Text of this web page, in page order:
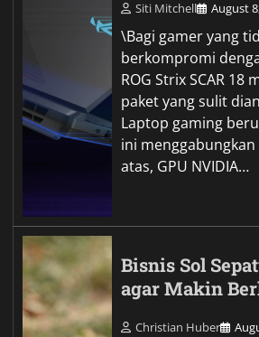
Siti Mitchell August
\Bagi gamer yang
berkompromi
ROG Strix SCAR 18
paket yang sulit
Laptop gaming
ini
atas, GPU NVIDIA…
Bisnis Sol
agar Makin
Christian Huber